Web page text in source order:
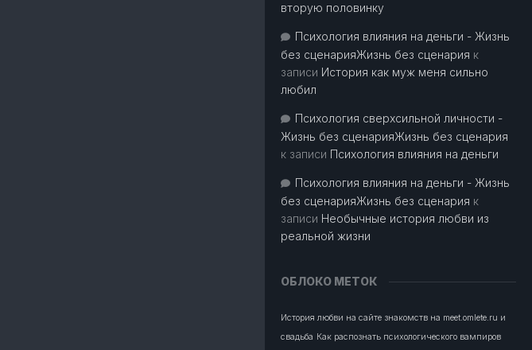
вторую половинку
Психология влияния на деньги - Жизнь
без сценарияЖизнь без сценария к
записи История как муж меня сильно
любил
Психология сверхсильной личности -
Жизнь без сценарияЖизнь без сценария
к записи Психология влияния на деньги
Психология влияния на деньги - Жизнь
без сценарияЖизнь без сценария к
записи Необычные история любви из
реальной жизни
ОБЛОКО МЕТОК
История любви на сайте знакомств на meet.omlete.ru и
свадьба Как распознать психологического вампиров